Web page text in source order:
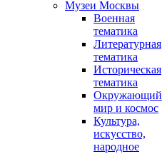
Музеи Москвы
Военная
тематика
Литературная
тематика
Историческая
тематика
Окружающий
мир и космос
Культура,
искусство,
народное